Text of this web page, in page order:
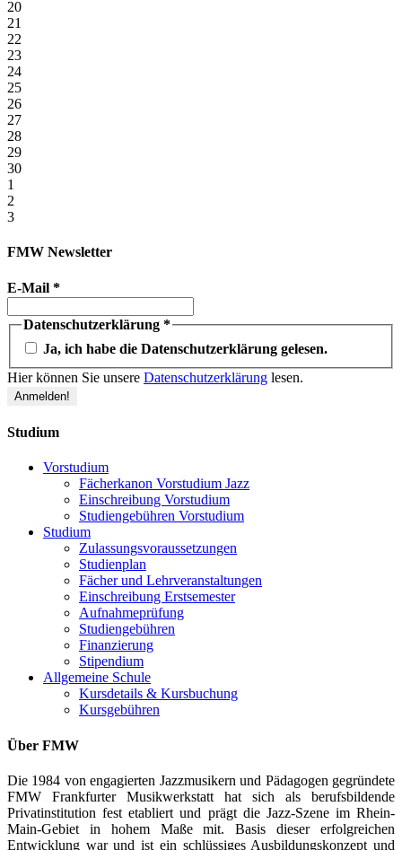
20
21
22
23
24
25
26
27
28
29
30
1
2
3
FMW Newsletter
E-Mail *
Datenschutzerklärung *
Ja, ich habe die Datenschutzerklärung gelesen.
Hier können Sie unsere Datenschutzerklärung lesen.
Studium
Vorstudium
Fächerkanon Vorstudium Jazz
Einschreibung Vorstudium
Studiengebühren Vorstudium
Studium
Zulassungsvoraussetzungen
Studienplan
Fächer und Lehrveranstaltungen
Einschreibung Erstsemester
Aufnahmeprüfung
Studiengebühren
Finanzierung
Stipendium
Allgemeine Schule
Kursdetails & Kursbuchung
Kursgebühren
Über FMW
Die 1984 von engagierten Jazzmusikern und Pädagogen gegründete
FMW Frankfurter Musikwerkstatt hat sich als berufsbildende
Privatinstitution fest etabliert und prägt die Jazz-Szene im Rhein-
Main-Gebiet in hohem Maße mit. Basis dieser erfolgreichen
Entwicklung war und ist ein schlüssiges Ausbildungskonzept und